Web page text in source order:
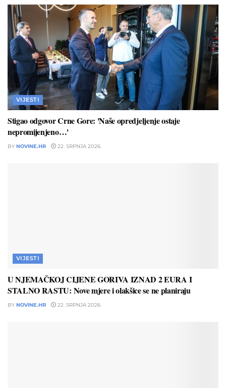
VIJESTI
Stigao odgovor Crne Gore: 'Naše opredjeljenje ostaje
nepromijenjeno…'
BY NOVINE.HR 22. SRPNJA 2026.
VIJESTI
U NJEMAČKOJ CIJENE GORIVA IZNAD 2 EURA I
STALNO RASTU: Nove mjere i olakšice se ne planiraju
BY NOVINE.HR 22. SRPNJA 2026.